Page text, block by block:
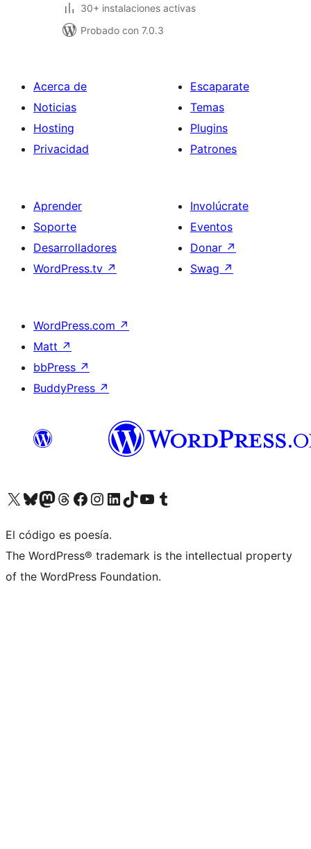
30+ instalaciones activas
Probado con 7.0.3
Acerca de
Noticias
Hosting
Privacidad
Escaparate
Temas
Plugins
Patrones
Aprender
Soporte
Desarrolladores
WordPress.tv ↗
Involúcrate
Eventos
Donar ↗
Swag ↗
WordPress.com ↗
Matt ↗
bbPress ↗
BuddyPress ↗
Visita nuestra cuenta de X (anteriormente Twitter)
Visita nuestra cuenta de Bluesky
Visita nuestra cuenta de Mastodon
Visita nuestra cuenta de Threads
Visita nuestra página de Facebook
Visita nuestra cuenta de Instagram
Visita nuestra cuenta de LinkedIn
Visita nuestra cuenta de TikTok
Visita nuestro canal de YouTube
Visita nuestra cuenta de Tumblr
El código es poesía.
The WordPress® trademark is the intellectual property
of the WordPress Foundation.